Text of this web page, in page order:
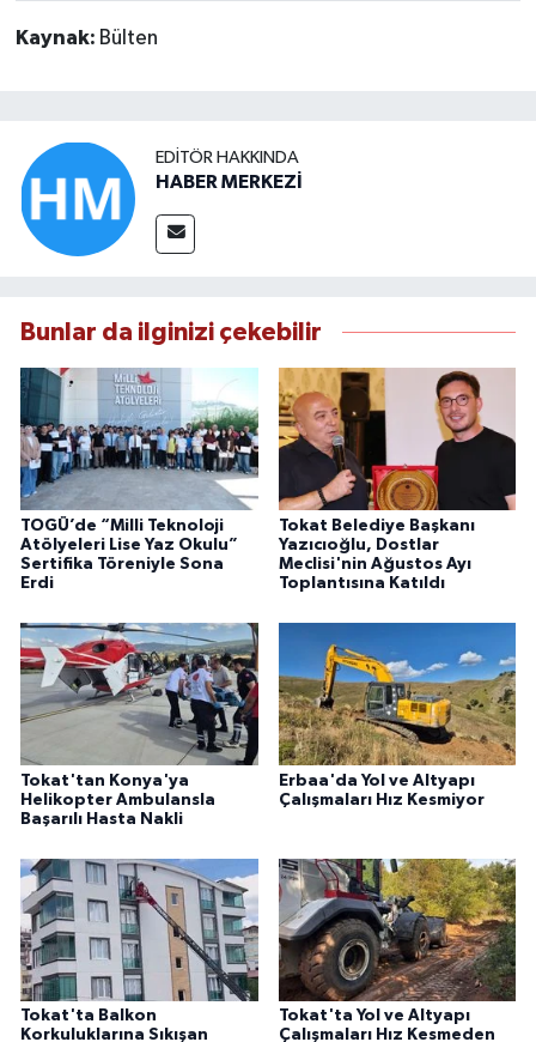
Kaynak: Bülten
EDITÖR HAKKINDA
HABER MERKEZİ
Bunlar da ilginizi çekebilir
TOGÜ’de “Milli Teknoloji
Atölyeleri Lise Yaz Okulu”
Sertifika Töreniyle Sona
Erdi
Tokat Belediye Başkanı
Yazıcıoğlu, Dostlar
Meclisi'nin Ağustos Ayı
Toplantısına Katıldı
Tokat'tan Konya'ya
Helikopter Ambulansla
Başarılı Hasta Nakli
Erbaa'da Yol ve Altyapı
Çalışmaları Hız Kesmiyor
Tokat'ta Balkon
Korkuluklarına Sıkışan
Tokat'ta Yol ve Altyapı
Çalışmaları Hız Kesmeden